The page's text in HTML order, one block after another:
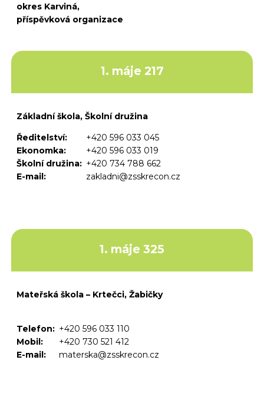
okres Karviná,
příspěvková organizace
1. máje 217
Základní škola, Školní družina
Ředitelství:
+420 596 033 045
Ekonomka:
+420 596 033 019
Školní družina: +420 734 788 662
E-mail:
zakladni@zsskrecon.cz
1. máje 325
Mateřská škola – Krtečci, Žabičky
Telefon: +420 596 033 110
Mobil:
+420 730 521 412
E-mail:
materska@zsskrecon.cz